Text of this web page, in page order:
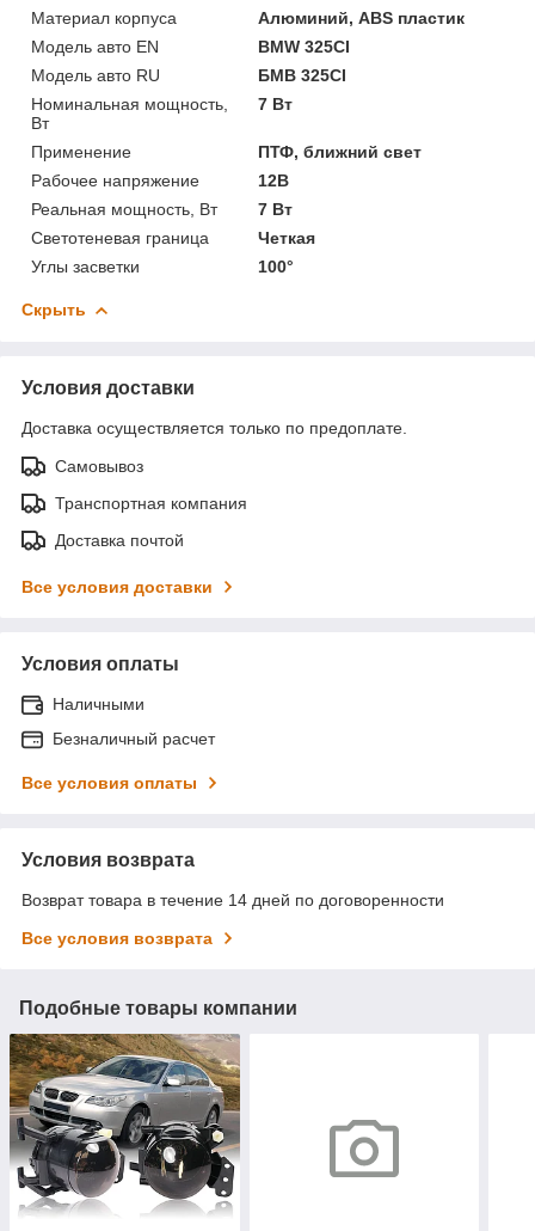
Материал корпуса
Алюминий, ABS пластик
Модель авто EN
BMW 325CI
Модель авто RU
БМВ 325CI
Номинальная мощность,
Вт
7 Вт
Применение
ПТФ, ближний свет
Рабочее напряжение
12В
Реальная мощность, Вт
7 Вт
Светотеневая граница
Четкая
Углы засветки
100°
Скрыть
Условия доставки
Доставка осуществляется только по предоплате.
Самовывоз
Транспортная компания
Доставка почтой
Все условия доставки
Условия оплаты
Наличными
Безналичный расчет
Все условия оплаты
Условия возврата
Возврат товара в течение 14 дней по договоренности
Все условия возврата
Подобные товары компании